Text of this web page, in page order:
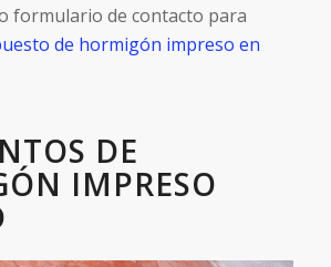
formulario de contacto para
de hormigón impreso en
DE
IMPRESO